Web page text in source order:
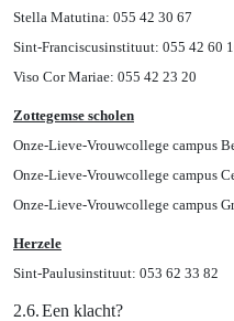
Stella Matutina: 055 42 30 67
Sint-Franciscusinstituut: 055 42 60
Viso Cor Mariae: 055 42 23 20
Zottegemse scholen
Onze-Lieve-Vrouwcollege campus
Onze-Lieve-Vrouwcollege campus
Onze-Lieve-Vrouwcollege campus
Herzele
Sint-Paulusinstituut: 053 62 33 82
2.6.Een klacht?